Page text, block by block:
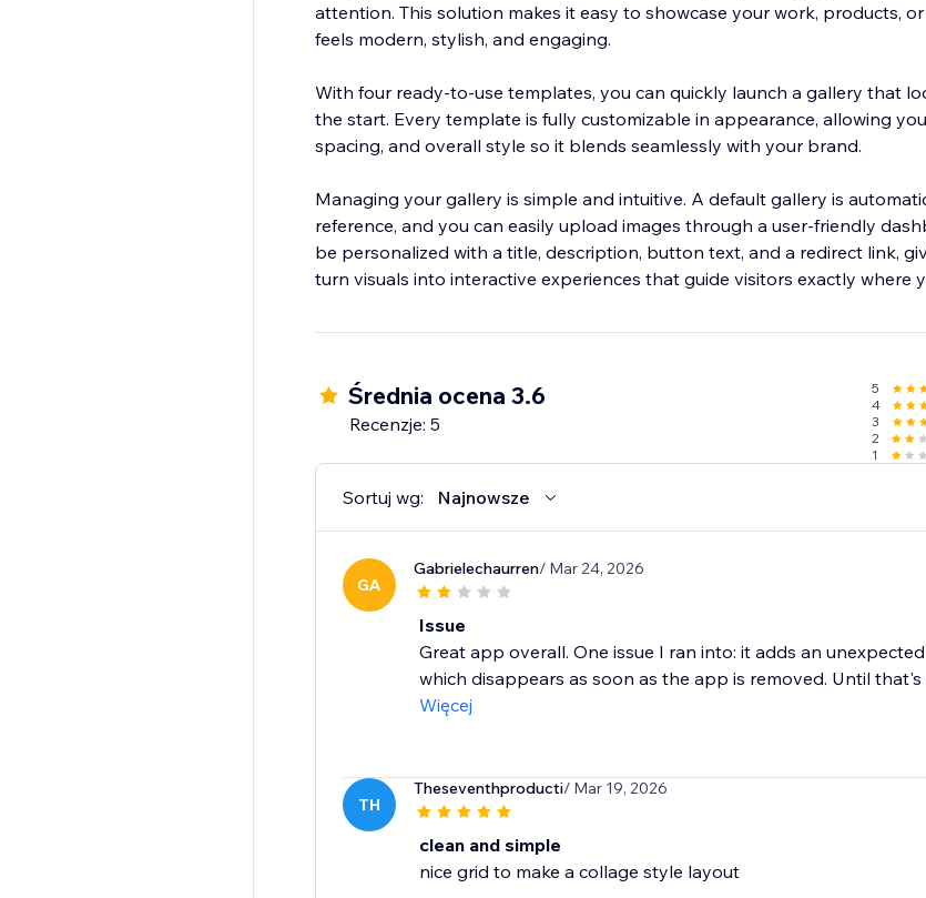
attention. This solution makes it easy to showcase your work, products,
feels modern, stylish, and engaging.
With four ready-to-use templates, you can quickly launch a gallery that
the start. Every template is fully customizable in appearance, allowing
spacing, and overall style so it blends seamlessly with your brand.
Managing your gallery is simple and intuitive. A default gallery is
reference, and you can easily upload images through a user-friendly
be personalized with a title, description, button text, and a redirect link,
turn visuals into interactive experiences that guide visitors exactly where
Średnia ocena 3.6
Recenzje: 5
5
4
3
2
1
Sortuj wg: Najnowsze
GA
Gabrielechaurren/ Mar 24, 2026
Issue
Great app overall. One issue I ran into: it adds an
which disappears as soon as the app is removed. Until that's
Więcej
TH
Theseventhproducti/ Mar 19, 2026
clean and simple
nice grid to make a collage style layout